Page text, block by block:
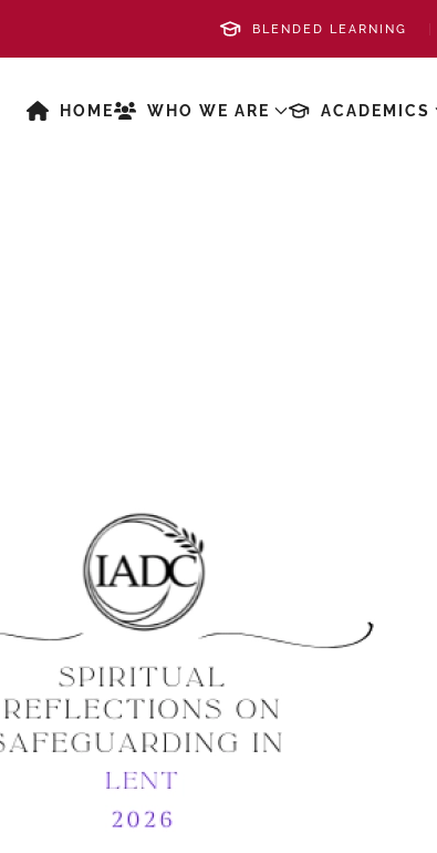
BLENDED LEARNING
HOME WHO WE ARE ACADEMICS